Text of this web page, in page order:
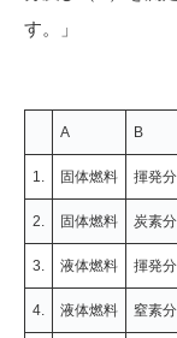
す。」
A B
1. 固体燃料 揮発分
2. 固体燃料 炭素分
3. 液体燃料 揮発分
4. 液体燃料 窒素分